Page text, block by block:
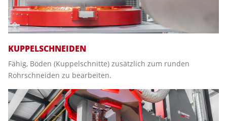
KUPPELSCHNEIDEN
Fähig, Böden (Kuppelschnitte) zusätzlich zum runden
Rohrschneiden zu bearbeiten.